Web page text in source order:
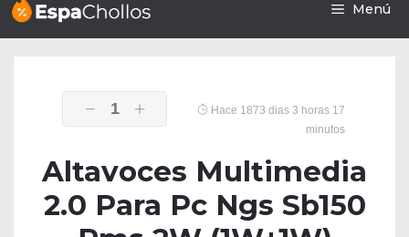
Menú
1
Hace 1873 dias 3 horas 17
minutos
Altavoces Multimedia
2.0 Para Pc Ngs Sb150